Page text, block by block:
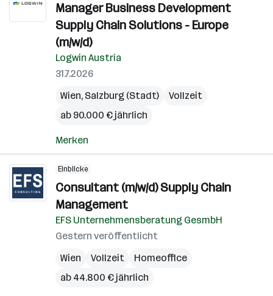
Manager Business Development
Supply Chain Solutions - Europe
(m/w/d)
Logwin Austria
31.7.2026
Wien, Salzburg (Stadt)
Vollzeit
ab 90.000 € jährlich
Merken
Einblicke
Consultant (m/w/d) Supply Chain
Management
EFS Unternehmensberatung GesmbH
Gestern veröffentlicht
Wien
Vollzeit
Homeoffice
ab 44.800 € jährlich